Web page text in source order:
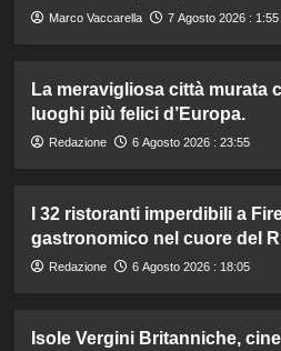
Marco Vaccarella 7 Agosto 2026 : 1:55
La meravigliosa città murata
luoghi più felici d’Europa.
Redazione 6 Agosto 2026 : 23:55
I 32 ristoranti imperdibili a
gastronomico nel cuore del
Redazione 6 Agosto 2026 : 18:05
Isole Vergini Britanniche,